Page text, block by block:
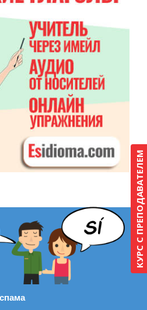
КУРС С ПРЕПОДАВАТЕЛЕМ